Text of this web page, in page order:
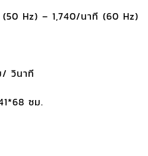
Hz) – 1,740/นาที (60 Hz)
วินาที
ซม.